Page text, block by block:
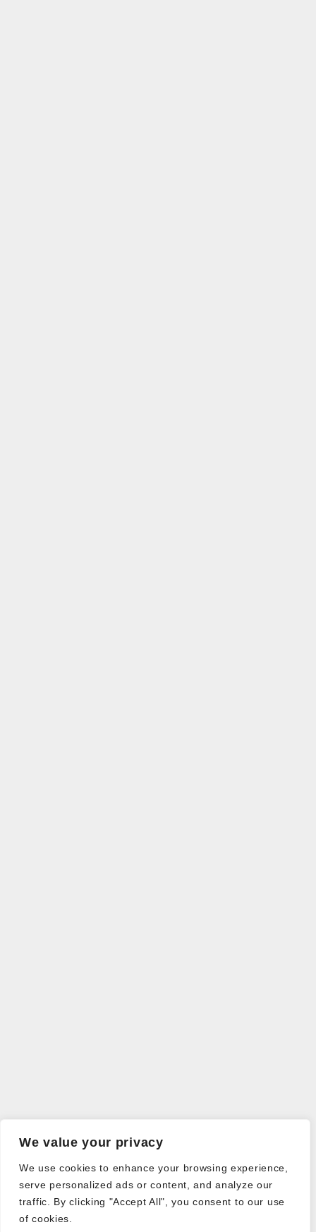
We value your privacy
We use cookies to enhance your browsing experience,
serve personalized ads or content, and analyze our
traffic. By clicking "Accept All", you consent to our use
of cookies.